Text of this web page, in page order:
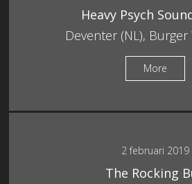
Heavy Psych
Deventer (NL), Burger
More
2 februari 2019
The Rocking